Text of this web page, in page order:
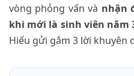
vòng phỏng vấn và nhận
khi mới là sinh viên năm
Hiếu gửi gắm 3 lời khuyên